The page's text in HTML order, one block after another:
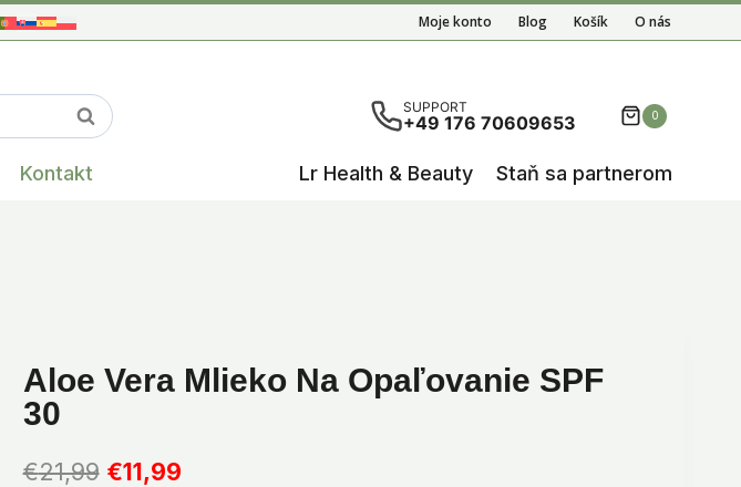
Moje konto Blog Košík O nás
Vyhľadávanie
When autocomplete results are available use up and down arrows
SUPPORT
+49 176 70609653 0
Kontakt Lr Health & Beauty Staň sa partnerom
Aloe Vera Mlieko Na Opaľovanie SPF
30
€21,99 Pôvodná
€11,99Aktuálna
cena
cena
mlieko
opaľovanie
SPF